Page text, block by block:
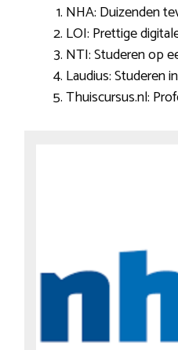
NHA: Duizenden
LOI: Prettige
NTI: Studeren op
Laudius: Studeren
Thuiscursus.nl: